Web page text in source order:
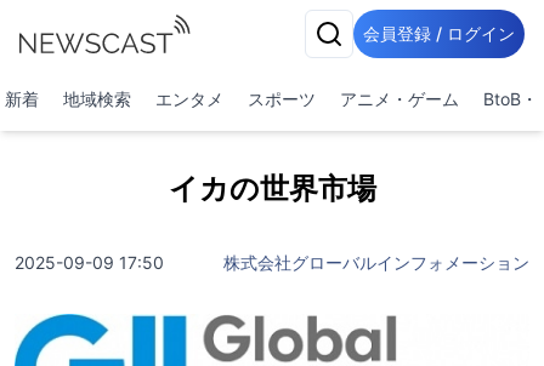
会員登録 / ログイン
新着 地域検索 エンタメ スポーツ アニメ・ゲーム BtoB・
イカの世界市場
2025-09-09 17:50 株式会社グローバルインフォメーション